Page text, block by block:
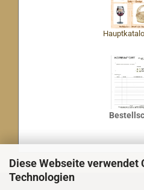
Diese Webseite verwendet
Technologien